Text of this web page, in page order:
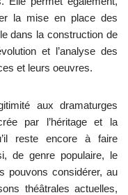
la mise en place des
dans la construction de
et l’analyse des
et leurs oeuvres.
aux dramaturges
par l’héritage et la
reste encore à faire
de genre populaire, le
pouvons considérer, au
théâtrales actuelles,